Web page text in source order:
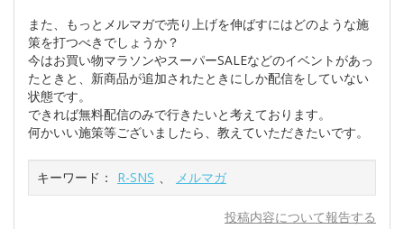
また、もっとメルマガで売り上げを伸ばすにはどのような施
策を打つべきでしょうか？
今はお買い物マラソンやスーパーSALEなどのイベントがあっ
たときと、新商品が追加されたときにしか配信をしていない
状態です。
できれば無料配信のみで行きたいと考えております。
何かいい施策等ございましたら、教えていただきたいです。
キーワード： R-SNS 、 メルマガ
投稿内容について報告する